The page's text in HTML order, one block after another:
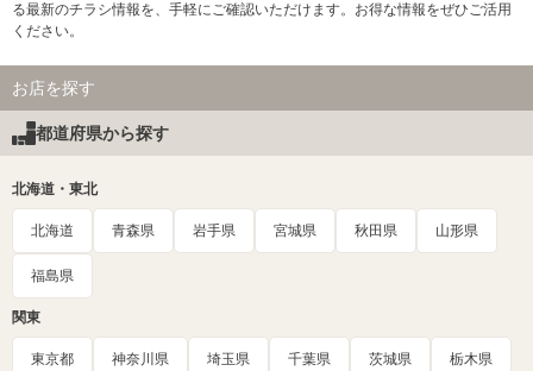
る最新のチラシ情報を、手軽にご確認いただけます。お得な情報をぜひご活用
ください。
お店を探す
都道府県から探す
北海道・東北
北海道 青森県 岩手県 宮城県 秋田県 山形県
福島県
関東
東京都 神奈川県 埼玉県 千葉県 茨城県 栃木県